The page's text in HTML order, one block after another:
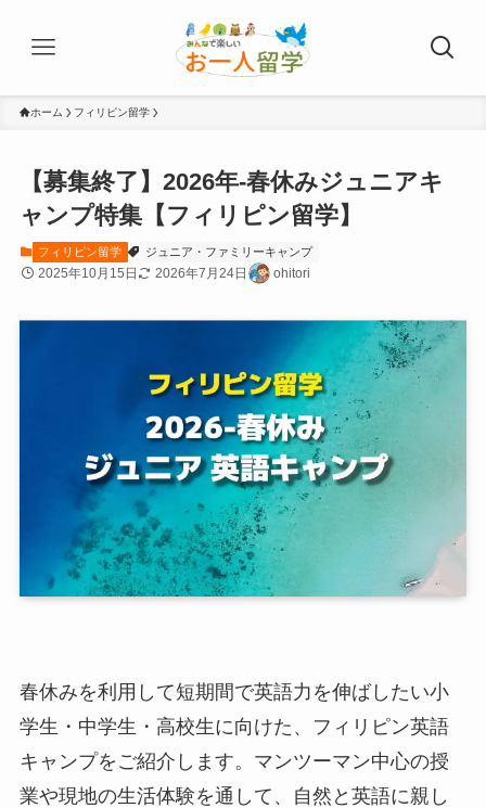
ホーム フィリピン留学
【募集終了】2026年-春休みジュニアキ
ャンプ特集【フィリピン留学】
フィリピン留学 ジュニア・ファミリーキャンプ
2025年10月15日 2026年7月24日 ohitori
春休みを利用して短期間で英語力を伸ばしたい小
学生・中学生・高校生に向けた、フィリピン英語
キャンプをご紹介します。マンツーマン中心の授
業や現地の生活体験を通して、自然と英語に親し